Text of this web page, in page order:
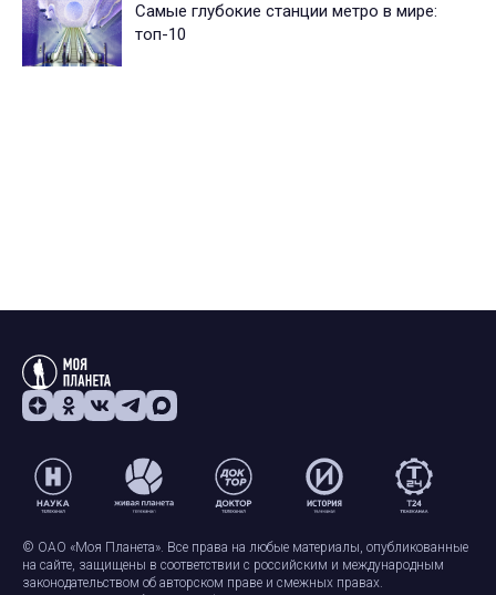
Самые глубокие станции метро в мире:
топ-10
© ОАО «Моя Планета». Все права на любые материалы, опубликованные
на сайте, защищены в соответствии с российским и международным
законодательством об авторском праве и смежных правах.